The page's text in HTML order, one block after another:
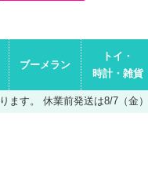
ブーメラン
トイ・
時計・雑貨
ます。 休業前発送は8/7（金）